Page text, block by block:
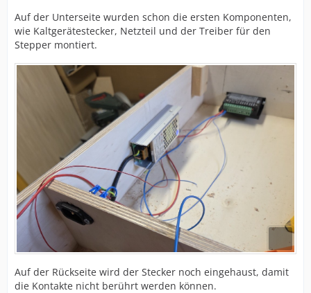
Auf der Unterseite wurden schon die ersten Komponenten,
wie Kaltgerätestecker, Netzteil und der Treiber für den
Stepper montiert.
Auf der Rückseite wird der Stecker noch eingehaust, damit
die Kontakte nicht berührt werden können.